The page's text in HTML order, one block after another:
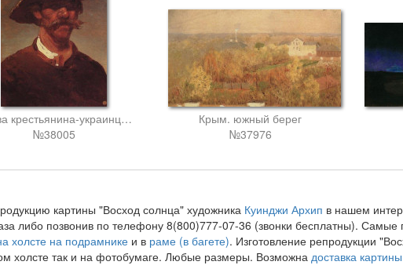
Голова крестьянина-украинца в соломенной шляпе
№38005
Крым. южный берег
№37976
картины "Восход солнца" художника Куинджи Архип в нашем
либо позвонив по телефону 8(800)777-07-36 (звонки бесплатны).
холсте на подрамникеи в раме (в багете). Изготовление репродукции
холсте так и на фотобумаге. Любые размеры. Возможна доставка картины